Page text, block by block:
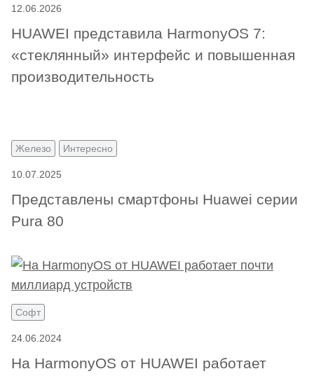
12.06.2026
HUAWEI представила HarmonyOS 7:
«стеклянный» интерфейс и повышенная
производительность
Железо Интересно
10.07.2025
Представлены смартфоны Huawei серии
Pura 80
Софт
24.06.2024
На HarmonyOS от HUAWEI работает